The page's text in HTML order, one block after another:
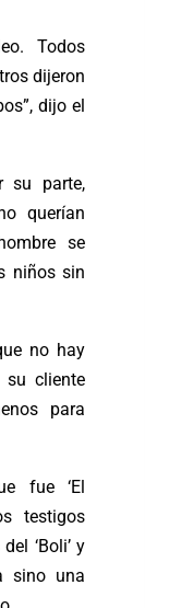
Todos
dijeron
dijo el
su parte,
querían
se
niños sin
no hay
su cliente
para
fue ‘El
testigos
‘Boli’ y
sino una